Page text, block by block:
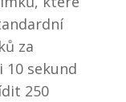
za
10 sekund
250